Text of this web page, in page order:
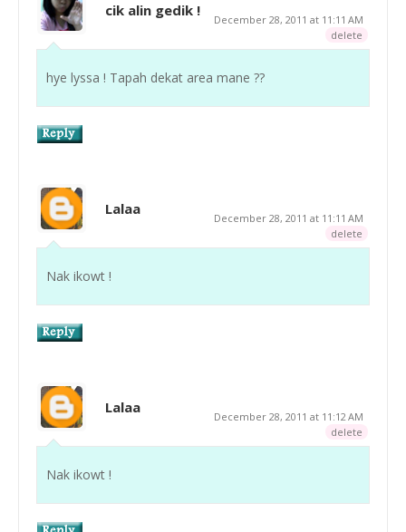
cik alin gedik !
December 28, 2011 at 11:11 AM
delete
hye lyssa ! Tapah dekat area mane ??
Lalaa
December 28, 2011 at 11:11 AM
delete
Nak ikowt !
Lalaa
December 28, 2011 at 11:12 AM
delete
Nak ikowt !